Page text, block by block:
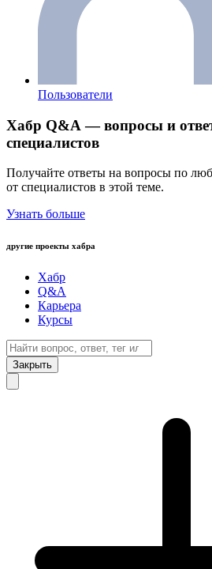
Пользователи
Хабр Q&A — вопросы и
специалистов
Получайте ответы на вопросы по
от специалистов в этой теме.
Узнать больше
другие проекты хабра
Хабр
Q&A
Карьера
Курсы
Закрыть